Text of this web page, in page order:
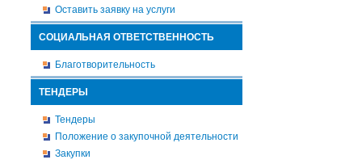
Оставить заявку на услуги
СОЦИАЛЬНАЯ ОТВЕТСТВЕННОСТЬ
Благотворительность
ТЕНДЕРЫ
Тендеры
Положение о закупочной деятельности
Закупки